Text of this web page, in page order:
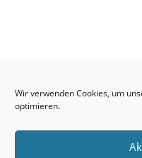
Wir verwenden Cookies, um
optimieren.
Kontakt
Links
Neuigkeiten